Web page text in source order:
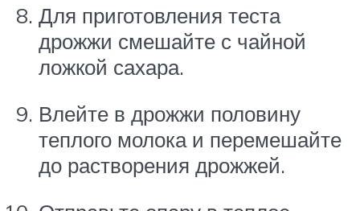
Для приготовления теста
дрожжи смешайте с чайной
ложкой сахара.
Влейте в дрожжи половину
теплого молока и перемешайте
до растворения дрожжей.